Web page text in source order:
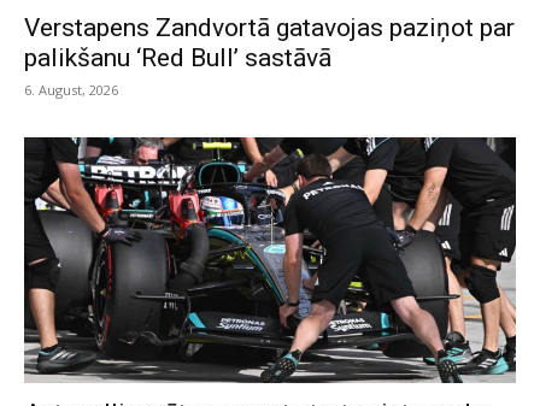
Verstapens Zandvortā gatavojas paziņot par
palikšanu ‘Red Bull’ sastāvā
6. August, 2026